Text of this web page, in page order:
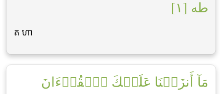
طه [١]
ត ហា
مَآ أَنزَلۡنَا عَلَيۡكَ ٱلۡقُرۡءَانَ